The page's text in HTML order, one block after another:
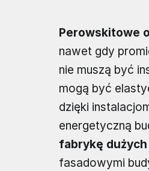
Perowskitowe
nawet gdy
nie muszą być
mogą być
dzięki
energetyczną
fabrykę
fasadowymi